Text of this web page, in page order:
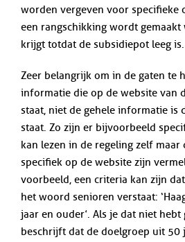
worden vergeven voor specifieke
een rangschikking wordt gemaakt
krijgt totdat de subsidiepot leeg is.
Zeer belangrijk om in de gaten te
informatie die op de website van
staat, niet de gehele informatie is
staat. Zo zijn er bijvoorbeeld
kan lezen in de regeling zelf maar
specifiek op de website zijn
voorbeeld, een criteria kan zijn
het woord senioren verstaat:
jaar en ouder’. Als je dat niet hebt
beschrijft dat de doelgroep uit 50